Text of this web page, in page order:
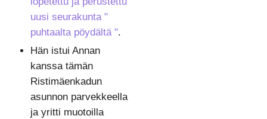
uusi seurakunta "
puhtaalta pöydältä ".
Hän istui Annan
kanssa tämän
Ristimäenkadun
asunnon parvekkeella
ja yritti muotoilla